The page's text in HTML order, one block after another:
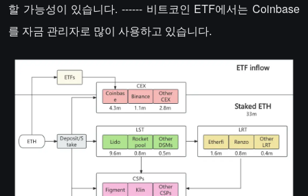
할 가능성이 있습니다. ------ 비트코인 ETF에서는 Coinbase
를 자금 관리자로 많이 사용하고 있습니다.